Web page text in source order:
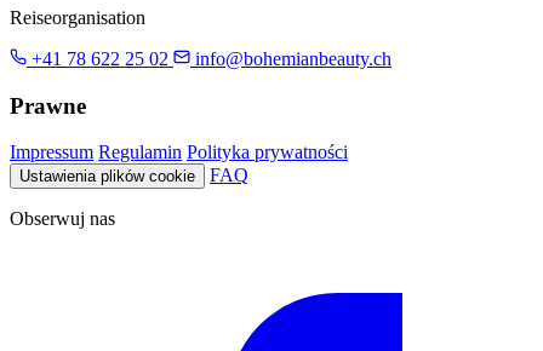
Reiseorganisation
+41 78 622 25 02
info@bohemianbeauty.ch
Prawne
Impressum Regulamin Polityka prywatności
Ustawienia plików cookie FAQ
Obserwuj nas